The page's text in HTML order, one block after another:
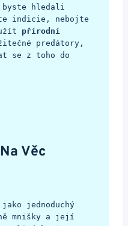
hledali
indicie, nebojte
přírodní
predátory,
se z toho do
Věc
jednoduchý
mnišky a její